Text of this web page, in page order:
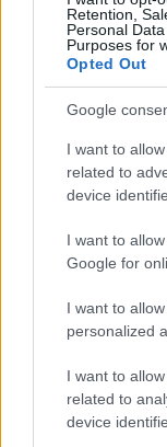
Retention,
Personal
Purposes for
Opted Out
Google
I want to
related to
device
I want to
Google for
I want to
personalized
I want to
related to
device
háborút,
NATO-